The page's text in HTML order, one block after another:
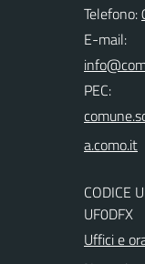
Telefono:
E-mail:
PEC:
CODICE
UF0DFX
Uffici e